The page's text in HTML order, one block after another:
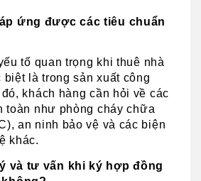
ứng được các tiêu chuẩn
tố quan trọng khi thuê nhà
là trong sản xuất công
khách hàng cần hỏi về các
toàn như phòng cháy chữa
an ninh bảo vệ và các biện
khác.
và tư vấn khi ký hợp đồng